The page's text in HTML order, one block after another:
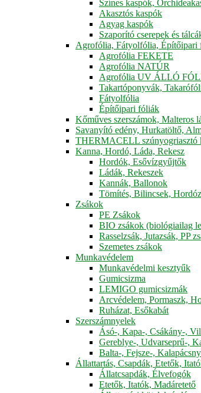
Színes kaspók,
Akasztós kaspók
Agyag kaspók
Szaporító cserepek és
Agrofólia, Fátyolfólia, Építőipari
Agrofólia FEKETE
Agrofólia NATÚR
Agrofólia UV ÁLLÓ
Takartóponyvák,
Fátyolfólia
Építőipari fóliák
Kőműves szerszámok, Malteros
Savanyító edény, Hurkatöltő,
THERMACELL szúnyogriasztó
Kanna, Hordó, Láda, Rekesz
Hordók, Esővízgyűjtők
Ládák, Rekeszek
Kannák, Ballonok
Tömítés, Bilincsek,
Zsákok
PE Zsákok
BIO zsákok (biológiailag
Rasselzsák, Jutazsák, PP
Szemetes zsákok
Munkavédelem
Munkavédelmi kesztyűk
Gumicsizma
LEMIGO gumicsizmák
Arcvédelem, Pormaszk,
Ruházat, Esőkabát
Szerszámnyelek
Ásó-, Kapa-, Csákány-,
Gereblye-, Udvarseprű-,
Balta-, Fejsze-,
Állattartás, Csapdák, Etetők,
Állatcsapdák, Élvefogók
Etetők, Itatók, Madáretető